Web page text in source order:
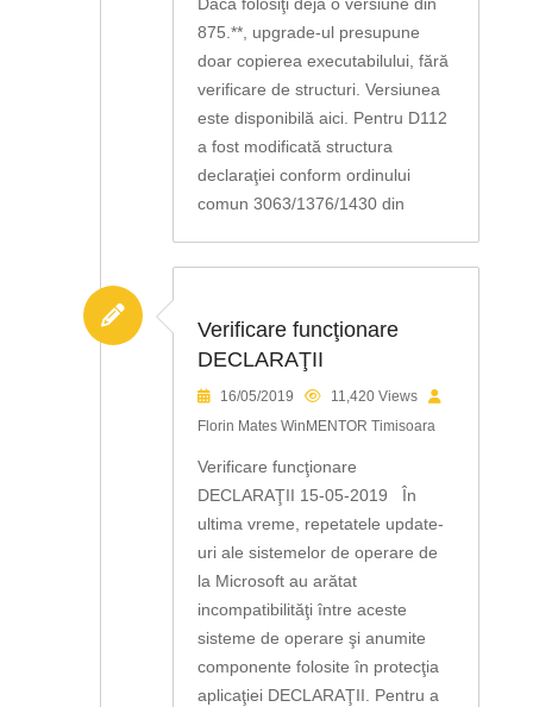
875.**, upgrade-ul presupune
doar copierea executabilului, fără
verificare de structuri. Versiunea
este disponibilă aici. Pentru D112
a fost modificată structura
declaraţiei conform ordinului
comun 3063/1376/1430 din
Verificare funcţionare
DECLARAŢII
16/05/2019
11,420 Views
Florin Mates WinMENTOR Timisoara
Verificare funcţionare
DECLARAŢII 15-05-2019 În
ultima vreme, repetatele update-
uri ale sistemelor de operare de
la Microsoft au arătat
incompatibilităţi între aceste
sisteme de operare şi anumite
componente folosite în protecţia
aplicaţiei DECLARAŢII. Pentru a